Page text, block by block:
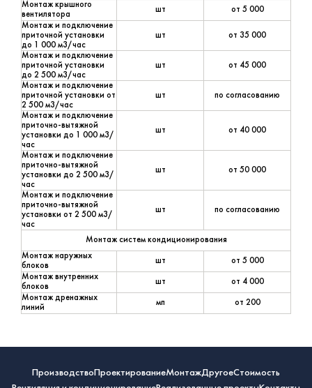
Монтаж крышного
вентилятора
шт
от 5 000
Монтаж и подключение
приточной установки
до 1 000 м3/час
шт от 35 000
Монтаж и подключение
приточной установки
до 2 500 м3/час
шт от 45 000
Монтаж и подключение
приточной установки от
2 500 м3/час
шт по согласованию
Монтаж и подключение
приточно-вытяжной
установки до 1 000 м3/
час
шт от 40 000
Монтаж и подключение
приточно-вытяжной
установки до 2 500 м3/
час
шт от 50 000
Монтаж и подключение
приточно-вытяжной
установки от 2 500 м3/
час
шт по согласованию
Монтаж систем кондиционирования
Монтаж наружных
блоков
шт
от 5 000
Монтаж внутренних
блоков
шт
от 4 000
Монтаж дренажных
линий
мп от 200
Производство ПроектированиеМонтажДругоеCтоимость